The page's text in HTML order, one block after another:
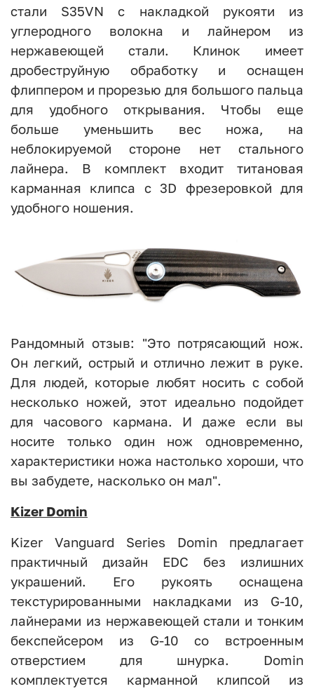
стали S35VN с накладкой рукояти из
углеродного волокна и лайнером из
нержавеющей стали. Клинок имеет
дробеструйную обработку и оснащен
флиппером и прорезью для большого пальца
для удобного открывания. Чтобы еще
больше уменьшить вес ножа, на
неблокируемой стороне нет стального
лайнера. В комплект входит титановая
карманная клипса с 3D фрезеровкой для
удобного ношения.
Рандомный отзыв: "Это потрясающий нож.
Он легкий, острый и отлично лежит в руке.
Для людей, которые любят носить с собой
несколько ножей, этот идеально подойдет
для часового кармана. И даже если вы
носите только один нож одновременно,
характеристики ножа настолько хороши, что
вы забудете, насколько он мал".
Kizer Domin
Kizer Vanguard Series Domin предлагает
практичный дизайн EDC без излишних
украшений. Его рукоять оснащена
текстурированными накладками из G-10,
лайнерами из нержавеющей стали и тонким
бекспейсером из G-10 со встроенным
отверстием для шнурка. Domin
комплектуется карманной клипсой из